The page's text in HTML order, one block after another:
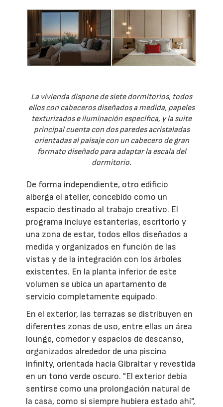
La vivienda dispone de siete dormitorios, todos
ellos con cabeceros diseñados a medida, papeles
texturizados e iluminación específica, y la suite
principal cuenta con dos paredes acristaladas
orientadas al paisaje con un cabecero de gran
formato diseñado para adaptar la escala del
dormitorio.
De forma independiente, otro edificio
alberga el atelier, concebido como un
espacio destinado al trabajo creativo. El
programa incluye estanterías, escritorio y
una zona de estar, todos ellos diseñados a
medida y organizados en función de las
vistas y de la integración con los árboles
existentes. En la planta inferior de este
volumen se ubica un apartamento de
servicio completamente equipado.
En el exterior, las terrazas se distribuyen en
diferentes zonas de uso, entre ellas un área
lounge, comedor y espacios de descanso,
organizados alrededor de una piscina
infinity, orientada hacia Gibraltar y revestida
en un tono verde oscuro. "El exterior debía
sentirse como una prolongación natural de
la casa, como si siempre hubiera estado ahí",